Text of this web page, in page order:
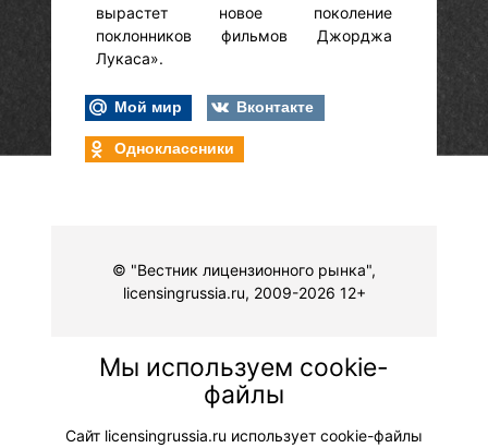
вырастет новое поколение
поклонников фильмов Джорджа
Лукаса».
Мой мир
Вконтакте
Одноклассники
© "Вестник лицензионного рынка",
licensingrussia.ru, 2009-2026 12+
Мы используем cookie-
файлы
Сайт licensingrussia.ru использует cookie-файлы